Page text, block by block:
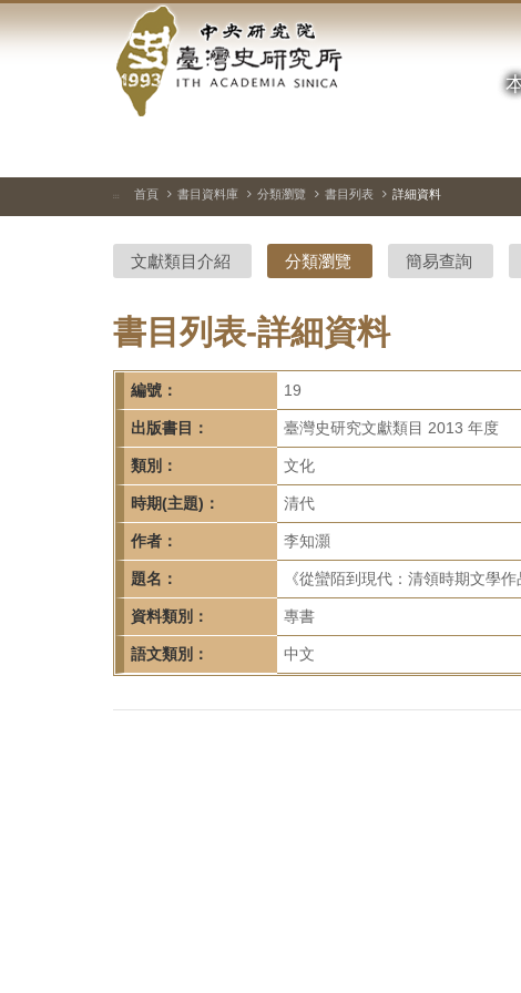
到
中
央
研
院-
臺
灣
史
研
究
所-
首
頁
::: 首頁 書目資料庫 分類瀏覽 書目列表 詳細資料
文獻類目介紹 分類瀏覽 簡易查詢
書目列表-詳細資料
編號： 19
出版書目： 臺灣史研究文獻類目 2013 年度
類別： 文化
時期(主題)： 清代
作者： 李知灝
題名： 《從蠻陌到現代：清領時期文學
資料類別： 專書
語文類別： 中文